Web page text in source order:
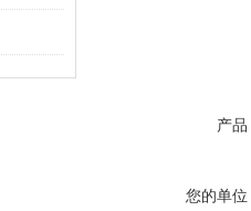
产品
您的单位